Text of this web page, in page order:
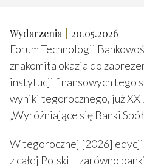
Wydarzenia 20.05.2026
Forum Technologii
znakomita okazja do
instytucji finansowych tego
wyniki tegorocznego, już
„Wyróżniające się Banki
W tegorocznej [2026] edycji
z całej Polski – zarówno